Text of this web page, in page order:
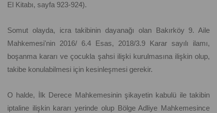
El Kitabı, sayfa 923-924).
Somut olayda, icra takibinin dayanağı olan Bakırköy 9. Aile
Mahkemesi'nin 2016/ 6.4 Esas, 2018/3.9 Karar sayılı ilamı,
boşanma kararı ve çocukla şahsi ilişki kurulmasına ilişkin olup,
takibe konulabilmesi için kesinleşmesi gerekir.
O halde, İlk Derece Mahkemesinin şikayetin kabulü ile takibin
iptaline ilişkin kararı yerinde olup Bölge Adliye Mahkemesince